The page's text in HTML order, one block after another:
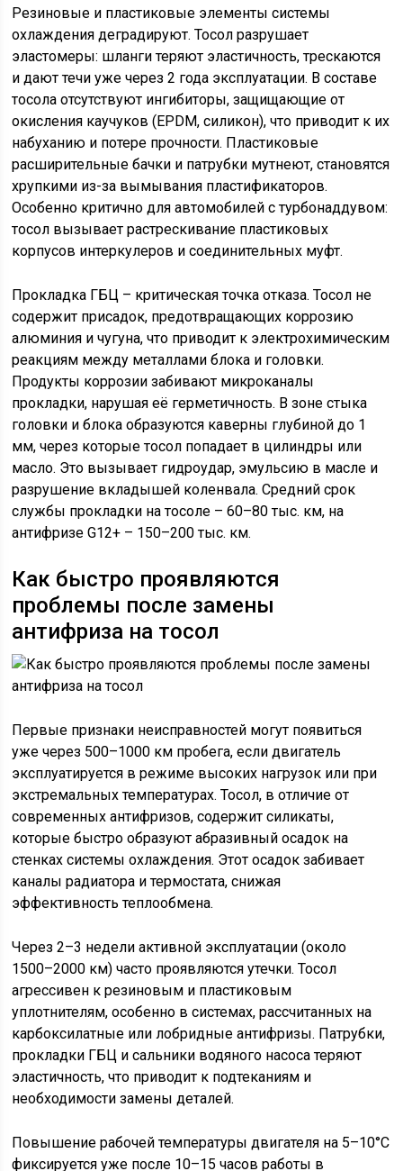
Резиновые и пластиковые элементы системы
охлаждения деградируют. Тосол разрушает
эластомеры: шланги теряют эластичность, трескаются
и дают течи уже через 2 года эксплуатации. В составе
тосола отсутствуют ингибиторы, защищающие от
окисления каучуков (EPDM, силикон), что приводит к их
набуханию и потере прочности. Пластиковые
расширительные бачки и патрубки мутнеют, становятся
хрупкими из-за вымывания пластификаторов.
Особенно критично для автомобилей с турбонаддувом:
тосол вызывает растрескивание пластиковых
корпусов интеркулеров и соединительных муфт.
Прокладка ГБЦ – критическая точка отказа. Тосол не
содержит присадок, предотвращающих коррозию
алюминия и чугуна, что приводит к электрохимическим
реакциям между металлами блока и головки.
Продукты коррозии забивают микроканалы
прокладки, нарушая её герметичность. В зоне стыка
головки и блока образуются каверны глубиной до 1
мм, через которые тосол попадает в цилиндры или
масло. Это вызывает гидроудар, эмульсию в масле и
разрушение вкладышей коленвала. Средний срок
службы прокладки на тосоле – 60–80 тыс. км, на
антифризе G12+ – 150–200 тыс. км.
Как быстро проявляются
проблемы после замены
антифриза на тосол
Первые признаки неисправностей могут появиться
уже через 500–1000 км пробега, если двигатель
эксплуатируется в режиме высоких нагрузок или при
экстремальных температурах. Тосол, в отличие от
современных антифризов, содержит силикаты,
которые быстро образуют абразивный осадок на
стенках системы охлаждения. Этот осадок забивает
каналы радиатора и термостата, снижая
эффективность теплообмена.
Через 2–3 недели активной эксплуатации (около
1500–2000 км) часто проявляются утечки. Тосол
агрессивен к резиновым и пластиковым
уплотнителям, особенно в системах, рассчитанных на
карбоксилатные или лобридные антифризы. Патрубки,
прокладки ГБЦ и сальники водяного насоса теряют
эластичность, что приводит к подтеканиям и
необходимости замены деталей.
Повышение рабочей температуры двигателя на 5–10°C
фиксируется уже после 10–15 часов работы в